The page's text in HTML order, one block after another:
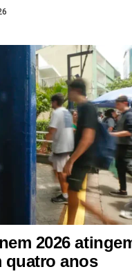
2026
quatro anos